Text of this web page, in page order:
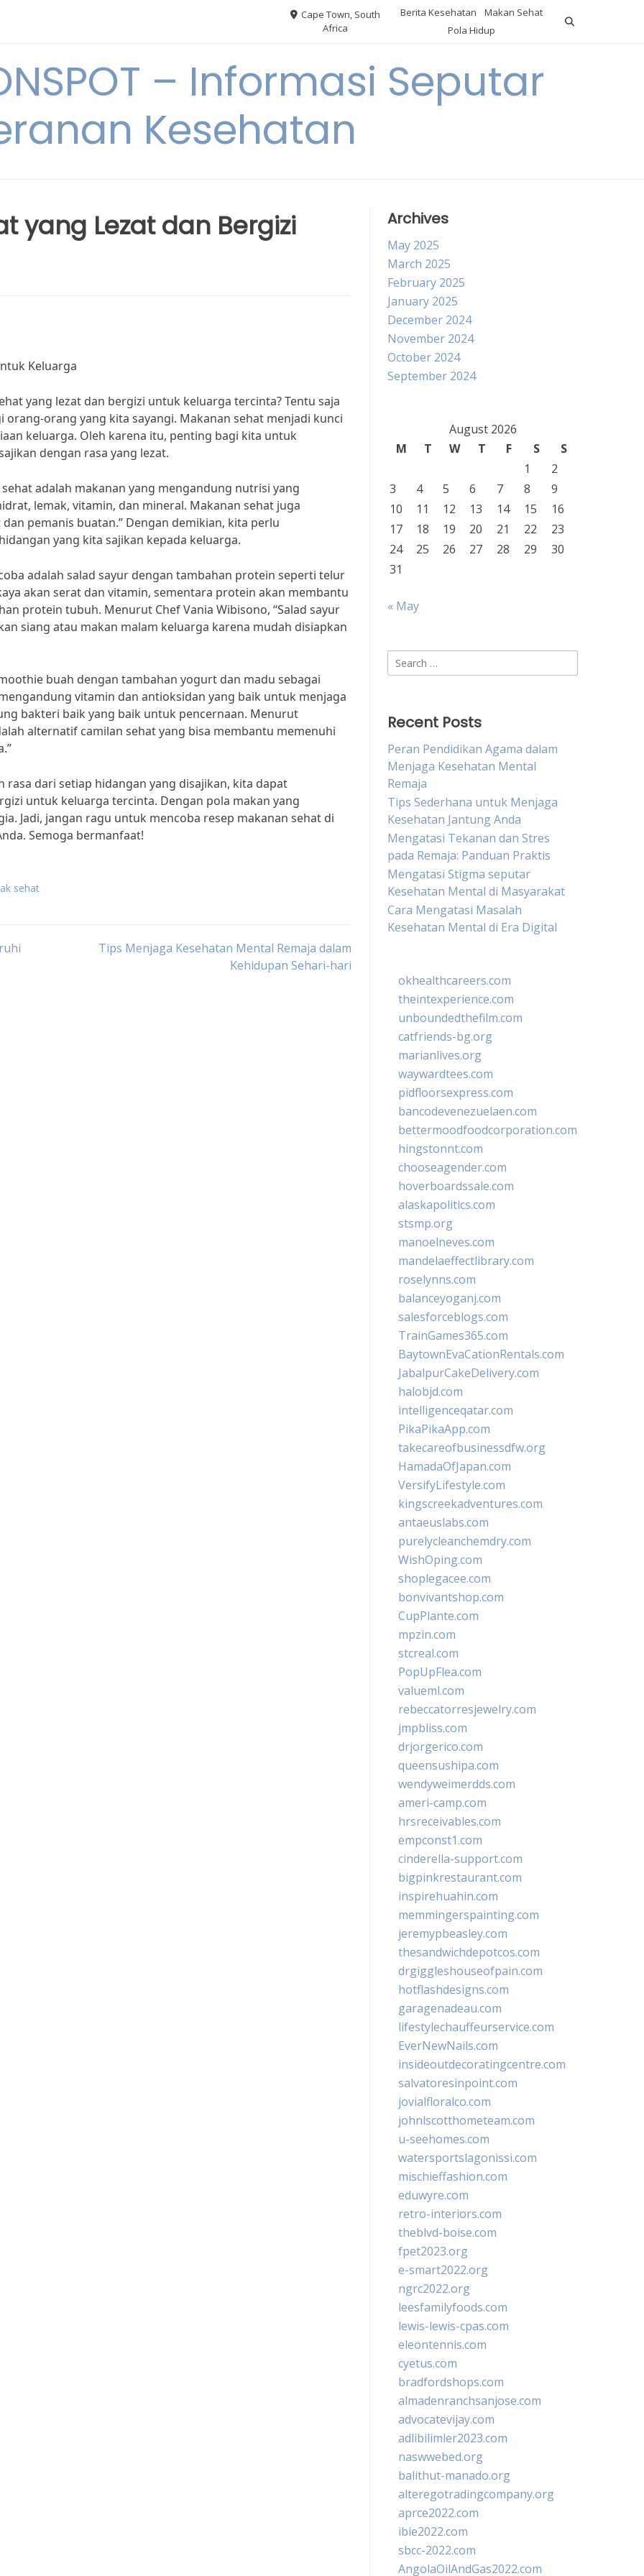
Cape Town, South
Africa
Berita Kesehatan
Makan Sehat
Pola Hidup
– Informasi Seputar
Kesehatan
yang Lezat dan Bergizi
Keluarga
yang lezat dan bergizi untuk keluarga tercinta? Tentu saja
orang yang kita sayangi. Makanan sehat menjadi kunci
keluarga. Oleh karena itu, penting bagi kita untuk
dengan rasa yang lezat.
adalah makanan yang mengandung nutrisi yang
lemak, vitamin, dan mineral. Makanan sehat juga
pemanis buatan.” Dengan demikian, kita perlu
yang kita sajikan kepada keluarga.
adalah salad sayur dengan tambahan protein seperti telur
akan serat dan vitamin, sementara protein akan membantu
protein tubuh. Menurut Chef Vania Wibisono, “Salad sayur
siang atau makan malam keluarga karena mudah disiapkan
buah dengan tambahan yogurt dan madu sebagai
vitamin dan antioksidan yang baik untuk menjaga
bakteri baik yang baik untuk pencernaan. Menurut
alternatif camilan sehat yang bisa membantu memenuhi
dari setiap hidangan yang disajikan, kita dapat
untuk keluarga tercinta. Dengan pola makan yang
Jadi, jangan ragu untuk mencoba resep makanan sehat di
Semoga bermanfaat!
sehat
Tips Menjaga Kesehatan Mental Remaja dalam
Kehidupan Sehari-hari
Archives
May 2025
March 2025
February 2025
January 2025
December 2024
November 2024
October 2024
September 2024
August 2026
M
T W T F S
S
1
2
3
4 5 6 7 8
9
10
11 12 13 14 15
16
17
18 19 20 21 22
23
24
25 26 27 28 29
30
31
« May
Search
for:
Recent Posts
Peran Pendidikan Agama dalam
Menjaga Kesehatan Mental
Remaja
Tips Sederhana untuk Menjaga
Kesehatan Jantung Anda
Mengatasi Tekanan dan Stres
pada Remaja: Panduan Praktis
Mengatasi Stigma seputar
Kesehatan Mental di Masyarakat
Cara Mengatasi Masalah
Kesehatan Mental di Era Digital
okhealthcareers.com
theintexperience.com
unboundedthefilm.com
catfriends-bg.org
marianlives.org
waywardtees.com
pidfloorsexpress.com
bancodevenezuelaen.com
bettermoodfoodcorporation.com
hingstonnt.com
chooseagender.com
hoverboardssale.com
alaskapolitics.com
stsmp.org
manoelneves.com
mandelaeffectlibrary.com
roselynns.com
balanceyoganj.com
salesforceblogs.com
TrainGames365.com
BaytownEvaCationRentals.com
JabalpurCakeDelivery.com
halobjd.com
intelligenceqatar.com
PikaPikaApp.com
takecareofbusinessdfw.org
HamadaOfJapan.com
VersifyLifestyle.com
kingscreekadventures.com
antaeuslabs.com
purelycleanchemdry.com
WishOping.com
shoplegacee.com
bonvivantshop.com
CupPlante.com
mpzin.com
stcreal.com
PopUpFlea.com
valueml.com
rebeccatorresjewelry.com
jmpbliss.com
drjorgerico.com
queensushipa.com
wendyweimerdds.com
ameri-camp.com
hrsreceivables.com
empconst1.com
cinderella-support.com
bigpinkrestaurant.com
inspirehuahin.com
memmingerspainting.com
jeremypbeasley.com
thesandwichdepotcos.com
drgiggleshouseofpain.com
hotflashdesigns.com
garagenadeau.com
lifestylechauffeurservice.com
EverNewNails.com
insideoutdecoratingcentre.com
salvatoresinpoint.com
jovialfloralco.com
johnlscotthometeam.com
u-seehomes.com
watersportslagonissi.com
mischieffashion.com
eduwyre.com
retro-interiors.com
theblvd-boise.com
fpet2023.org
e-smart2022.org
ngrc2022.org
leesfamilyfoods.com
lewis-lewis-cpas.com
eleontennis.com
cyetus.com
bradfordshops.com
almadenranchsanjose.com
advocatevijay.com
adlibilimler2023.com
naswwebed.org
balithut-manado.org
alteregotradingcompany.org
aprce2022.com
ibie2022.com
sbcc-2022.com
AngolaOilAndGas2022.com